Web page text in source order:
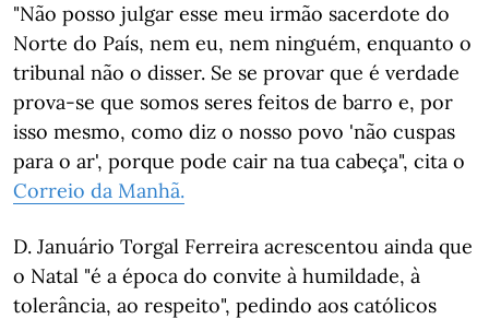
"Não posso julgar esse meu irmão sacerdote do
Norte do País, nem eu, nem ninguém, enquanto o
tribunal não o disser. Se se provar que é verdade
prova-se que somos seres feitos de barro e, por
isso mesmo, como diz o nosso povo 'não cuspas
para o ar', porque pode cair na tua cabeça", cita o
Correio da Manhã.
D. Januário Torgal Ferreira acrescentou ainda que
o Natal "é a época do convite à humildade, à
tolerância, ao respeito", pedindo aos católicos